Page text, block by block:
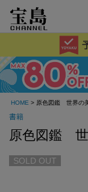
HOME > 原色図鑑 世界の
書籍
原色図鑑
SOLD OUT